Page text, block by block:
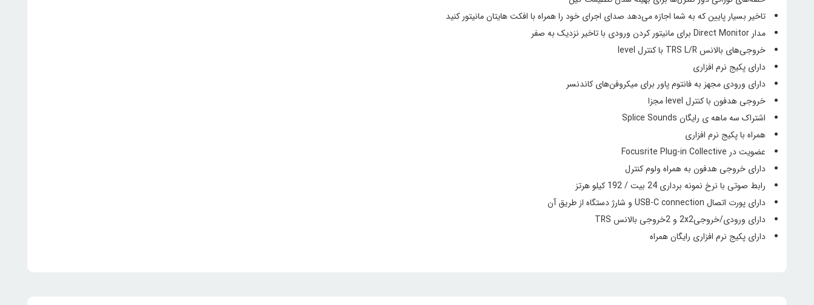
تاخیر بسیار پایین که به شما اجازه می‌دهد صدای اجرای خود را همراه با افکت هایتان مانیتور کنید
مدار Direct Monitor برای مانیتور کردن ورودی با تاخیر نزدیک به صفر
خروجی‌های بالانس TRS L/R با کنترل level
دارای پکیج نرم افزاری
دارای ورودی مجهز به فانتوم پاور برای میکروفن‌های کاندنسر
خروجی هدفون با کنترل level مجزا
اشتراک سه ماهه ی رایگان Splice Sounds
همراه با پکیج نرم افزاری
عضویت در Focusrite Plug-in Collective
دارای خروجی هدفون به همراه ولوم کنترل
رابط صوتی با نرخ نمونه برداری 24 بیت / 192 کیلو هرتز
دارای پورت اتصال USB-C connection و شارژ دستگاه از طریق آن
دارای ورودی/خروجی2x2 و 2خروجی بالانس TRS
دارای پکیج نرم افزاری رایگان همراه